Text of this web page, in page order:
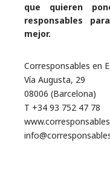
que quieren
responsables
mejor.
Corresponsables en
Vía Augusta, 29
08006 (Barcelona)
T +34 93 752 47 78